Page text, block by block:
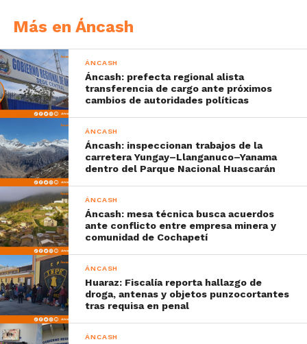
Más en Áncash
ÁNCASH
Áncash: prefecta regional alista
transferencia de cargo ante próximos
cambios de autoridades políticas
ÁNCASH
Áncash: inspeccionan trabajos de la
carretera Yungay–Llanganuco–Yanama
dentro del Parque Nacional Huascarán
ÁNCASH
Áncash: mesa técnica busca acuerdos
ante conflicto entre empresa minera y
comunidad de Cochapetí
ÁNCASH
Huaraz: Fiscalía reporta hallazgo de
droga, antenas y objetos punzocortantes
tras requisa en penal
ÁNCASH